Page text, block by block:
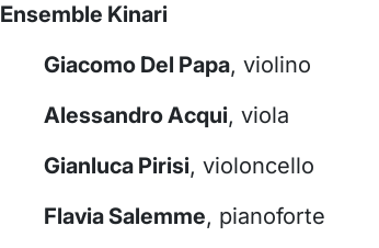
Ensemble Kinari
Giacomo Del Papa, violino
Alessandro Acqui, viola
Gianluca Pirisi, violoncello
Flavia Salemme, pianoforte